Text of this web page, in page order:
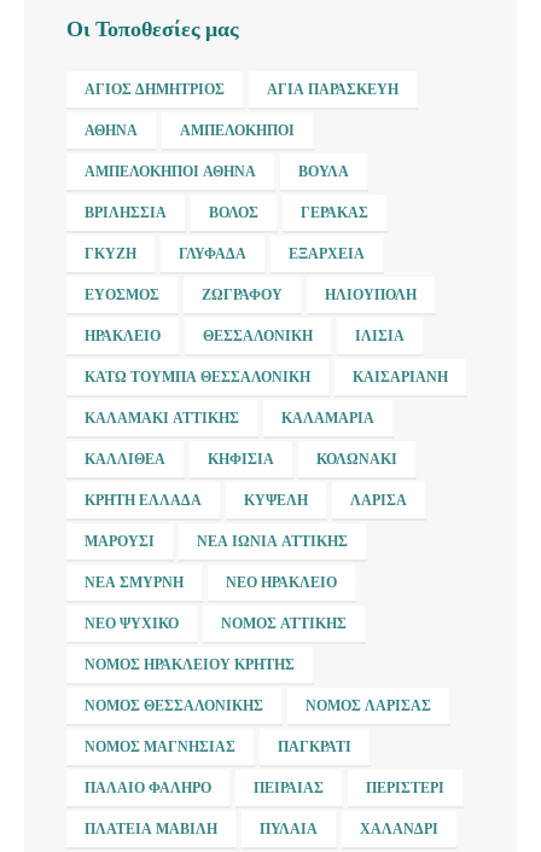
Οι Τοποθεσίες μας
ΆΓΙΟΣ ΔΗΜΉΤΡΙΟΣ ΑΓΊΑ ΠΑΡΑΣΚΕΥΉ
ΑΘΉΝΑ ΑΜΠΕΛΌΚΗΠΟΙ
ΑΜΠΕΛΌΚΗΠΟΙ ΑΘΉΝΑ ΒΟΎΛΑ
ΒΡΙΛΉΣΣΙΑ ΒΌΛΟΣ ΓΈΡΑΚΑΣ
ΓΚΎΖΗ ΓΛΥΦΆΔΑ ΕΞΆΡΧΕΙΑ
ΕΎΟΣΜΟΣ ΖΩΓΡΆΦΟΥ ΗΛΙΟΎΠΟΛΗ
ΗΡΆΚΛΕΙΟ ΘΕΣΣΑΛΟΝΊΚΗ ΙΛΊΣΙΑ
ΚΆΤΩ ΤΟΎΜΠΑ ΘΕΣΣΑΛΟΝΊΚΗ ΚΑΙΣΑΡΙΑΝΉ
ΚΑΛΑΜΆΚΙ ΑΤΤΙΚΉΣ ΚΑΛΑΜΑΡΙΆ
ΚΑΛΛΙΘΈΑ ΚΗΦΙΣΙΆ ΚΟΛΩΝΆΚΙ
ΚΡΉΤΗ ΕΛΛΆΔΑ ΚΥΨΈΛΗ ΛΆΡΙΣΑ
ΜΑΡΟΎΣΙ ΝΈΑ ΙΩΝΊΑ ΑΤΤΙΚΉΣ
ΝΈΑ ΣΜΎΡΝΗ ΝΈΟ ΗΡΆΚΛΕΙΟ
ΝΈΟ ΨΥΧΙΚΌ ΝΟΜΌΣ ΑΤΤΙΚΉΣ
ΝΟΜΌΣ ΗΡΑΚΛΕΊΟΥ ΚΡΉΤΗΣ
ΝΟΜΌΣ ΘΕΣΣΑΛΟΝΊΚΗΣ ΝΟΜΌΣ ΛΆΡΙΣΑΣ
ΝΟΜΌΣ ΜΑΓΝΗΣΊΑΣ ΠΑΓΚΡΆΤΙ
ΠΑΛΑΙΌ ΦΆΛΗΡΟ ΠΕΙΡΑΙΆΣ ΠΕΡΙΣΤΈΡΙ
ΠΛΑΤΕΊΑ ΜΑΒΊΛΗ ΠΥΛΑΊΑ ΧΑΛΆΝΔΡΙ